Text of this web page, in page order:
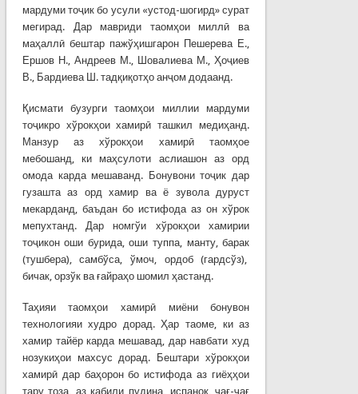
мардуми тоҷик бо усули «устод-шогирд» сурат
мегирад. Дар мавриди таомҳои миллӣ ва
маҳаллӣ бештар пажўҳишгарон Пешерева Е.,
Ершов Н., Андреев М., Шовалиева М., Ҳоҷиев
В., Бардиева Ш. тадқиқотҳо анҷом додаанд.
Қисмати бузурги таомҳои миллии мардуми
тоҷикро хўрокҳои хамирӣ ташкил медиҳанд.
Манзур аз хўрокҳои хамирӣ таомҳое
мебошанд, ки маҳсулоти аслиашон аз орд
омода карда мешаванд. Бонувони тоҷик дар
гузашта аз орд хамир ва ё зувола дуруст
мекарданд, баъдан бо истифода аз он хўрок
мепухтанд. Дар номгўи хўрокҳои хамирии
тоҷикон оши бурида, оши туппа, манту, барак
(тушбера), самбўса, ўмоч, ордоб (гардсўз),
бичак, орзўк ва ғайраҳо шомил ҳастанд.
Таҳияи таомҳои хамирӣ миёни бонувон
технологияи худро дорад. Ҳар таоме, ки аз
хамир тайёр карда мешавад, дар навбати худ
нозукиҳои махсус дорад. Бештари хўрокҳои
хамирӣ дар баҳорон бо истифода аз гиёҳҳои
тару тоза, аз қабили пудина, испаноқ, ҷағ-ҷағ